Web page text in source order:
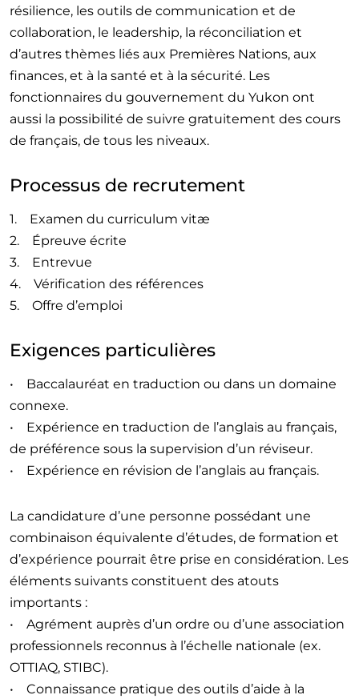
résilience, les outils de communication et de
collaboration, le leadership, la réconciliation et
d’autres thèmes liés aux Premières Nations, aux
finances, et à la santé et à la sécurité. Les
fonctionnaires du gouvernement du Yukon ont
aussi la possibilité de suivre gratuitement des cours
de français, de tous les niveaux.
Processus de recrutement
1. Examen du curriculum vitæ
2. Épreuve écrite
3. Entrevue
4. Vérification des références
5. Offre d’emploi
Exigences particulières
• Baccalauréat en traduction ou dans un domaine
connexe.
• Expérience en traduction de l’anglais au français,
de préférence sous la supervision d’un réviseur.
• Expérience en révision de l’anglais au français.
La candidature d’une personne possédant une
combinaison équivalente d’études, de formation et
d’expérience pourrait être prise en considération. Les
éléments suivants constituent des atouts
importants :
• Agrément auprès d’un ordre ou d’une association
professionnels reconnus à l’échelle nationale (ex.
OTTIAQ, STIBC).
• Connaissance pratique des outils d’aide à la